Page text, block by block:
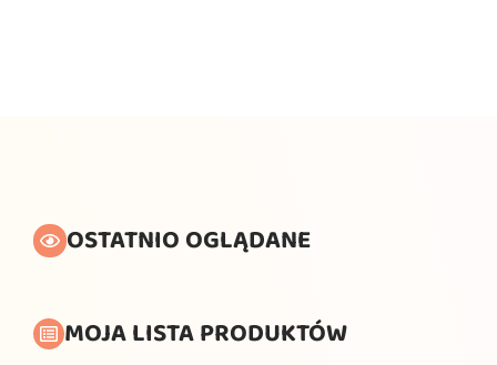
OSTATNIO OGLĄDANE
MOJA LISTA PRODUKTÓW